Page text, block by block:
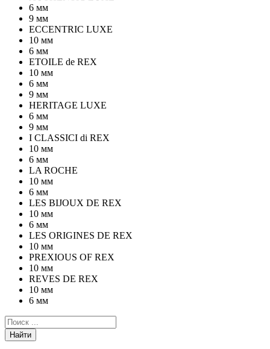
6 мм
9 мм
ECCENTRIC LUXE
10 мм
6 мм
ETOILE de REX
10 мм
6 мм
9 мм
HERITAGE LUXE
6 мм
9 мм
I CLASSICI di REX
10 мм
6 мм
LA ROCHE
10 мм
6 мм
LES BIJOUX DE REX
10 мм
6 мм
LES ORIGINES DE REX
10 мм
PREXIOUS OF REX
10 мм
REVES DE REX
10 мм
6 мм
Найти